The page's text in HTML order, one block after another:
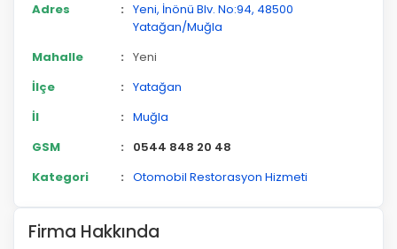
Adres
: Yeni, İnönü Blv. No:94, 48500
Yatağan/Muğla
Mahalle
: Yeni
İlçe
: Yatağan
İl
: Muğla
GSM
:
0544 848 20 48
Kategori
: Otomobil Restorasyon Hizmeti
Firma Hakkında